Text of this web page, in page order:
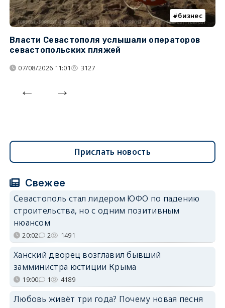
бизнес
Власти Севастополя услышали операторов
севастопольских пляжей
07/08/2026 11:01 3127
Прислать новость
Свежее
Севастополь стал лидером ЮФО по падению
строительства, но с одним позитивным
нюансом
20:02 2 1491
Ханский дворец возглавил бывший
замминистра юстиции Крыма
19:00 1 4189
Любовь живёт три года? Почему новая песня